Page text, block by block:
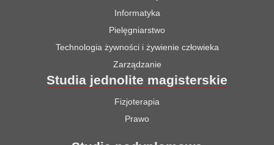
Informatyka
Pielęgniarstwo
Technologia żywności i żywienie człowieka
Zarządzanie
Studia jednolite magisterskie
Fizjoterapia
Prawo